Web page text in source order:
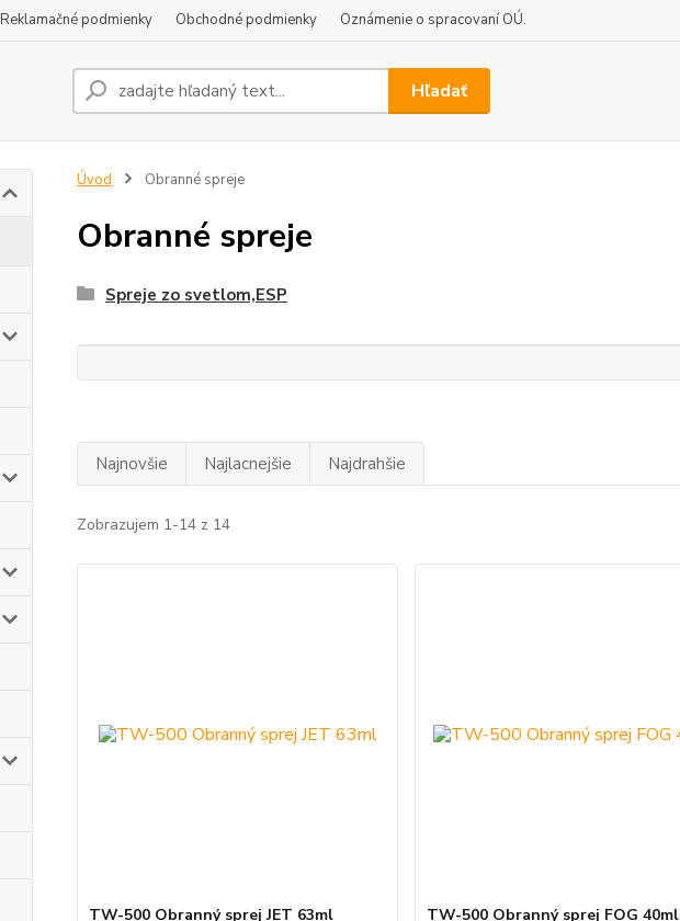
Reklamačné podmienky Obchodné podmienky Oznámenie o spracovaní OÚ.
Hľadať
Úvod Obranné spreje
Obranné spreje
Spreje zo svetlom,ESP
Najnovšie Najlacnejšie Najdrahšie
Zobrazujem 1-14 z 14
TW-500 Obranný sprej JET 63ml TW-500 Obranný sprej FOG 40ml